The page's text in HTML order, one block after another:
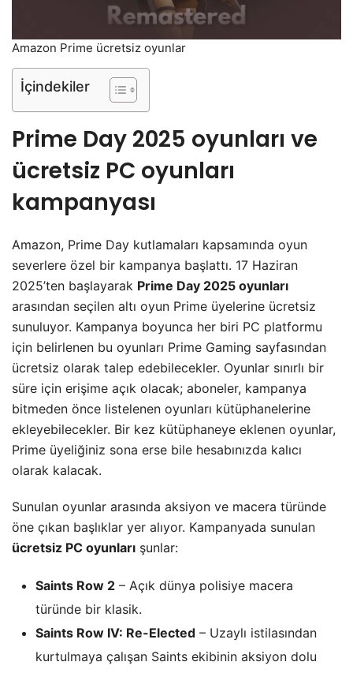
Amazon Prime ücretsiz oyunlar
İçindekiler
Prime Day 2025 oyunları ve
ücretsiz PC oyunları
kampanyası
Amazon, Prime Day kutlamaları kapsamında oyun
severlere özel bir kampanya başlattı. 17 Haziran
2025’ten başlayarak Prime Day 2025 oyunları
arasından seçilen altı oyun Prime üyelerine ücretsiz
sunuluyor. Kampanya boyunca her biri PC platformu
için belirlenen bu oyunları Prime Gaming sayfasından
ücretsiz olarak talep edebilecekler. Oyunlar sınırlı bir
süre için erişime açık olacak; aboneler, kampanya
bitmeden önce listelenen oyunları kütüphanelerine
ekleyebilecekler. Bir kez kütüphaneye eklenen oyunlar,
Prime üyeliğiniz sona erse bile hesabınızda kalıcı
olarak kalacak.
Sunulan oyunlar arasında aksiyon ve macera türünde
öne çıkan başlıklar yer alıyor. Kampanyada sunulan
ücretsiz PC oyunları şunlar:
Saints Row 2 – Açık dünya polisiye macera
türünde bir klasik.
Saints Row IV: Re-Elected – Uzaylı istilasından
kurtulmaya çalışan Saints ekibinin aksiyon dolu